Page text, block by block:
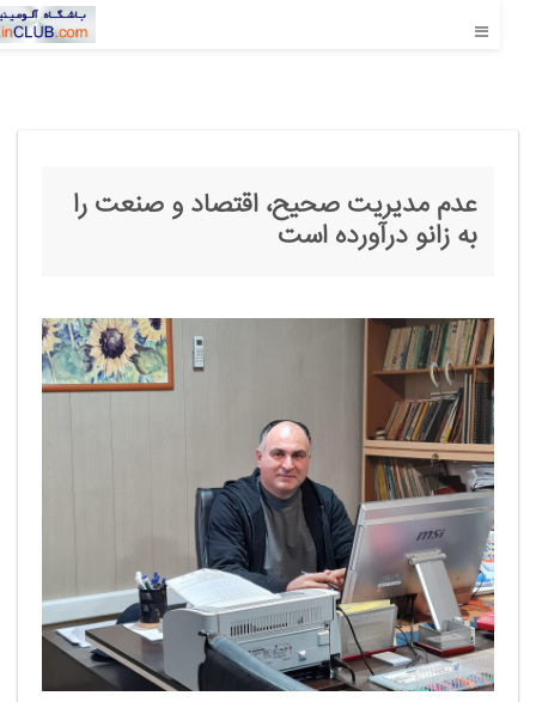
عدم مدیریت صحیح، اقتصاد و صنعت را
به زانو درآورده است